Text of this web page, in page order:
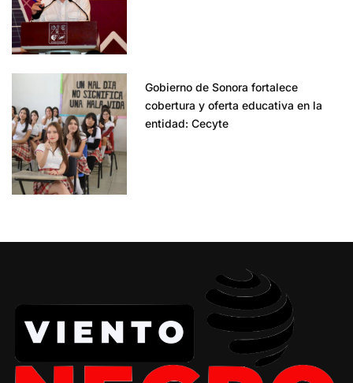
Gobierno de Sonora fortalece
cobertura y oferta educativa en la
entidad: Cecyte